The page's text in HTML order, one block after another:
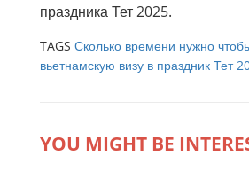
праздника Тет 2025.
TAGS Сколько времени нужно
вьетнамскую визу в праздник Тет
YOU MIGHT BE